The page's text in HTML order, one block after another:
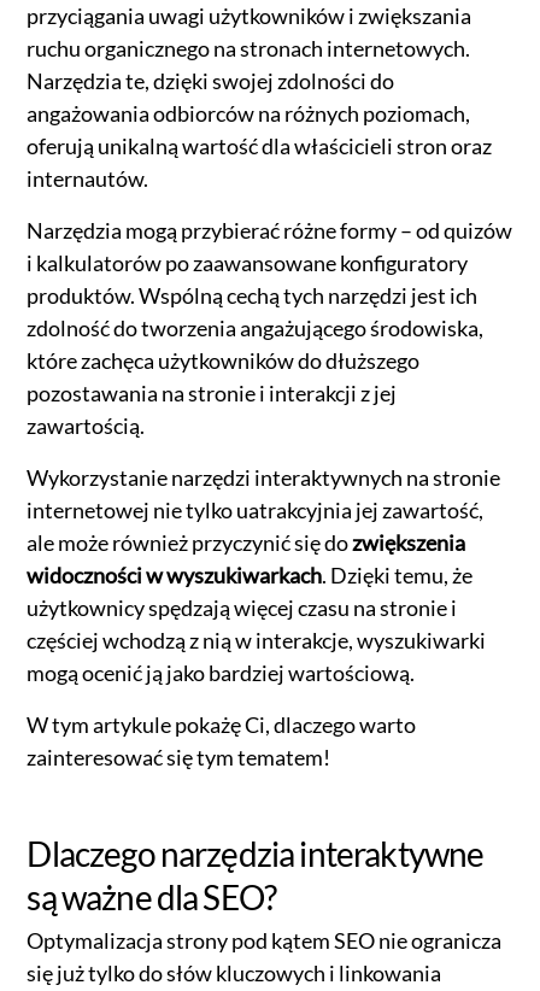
przyciągania uwagi użytkowników i zwiększania
ruchu organicznego na stronach internetowych.
Narzędzia te, dzięki swojej zdolności do
angażowania odbiorców na różnych poziomach,
oferują unikalną wartość dla właścicieli stron oraz
internautów.
Narzędzia mogą przybierać różne formy – od quizów
i kalkulatorów po zaawansowane konfiguratory
produktów. Wspólną cechą tych narzędzi jest ich
zdolność do tworzenia angażującego środowiska,
które zachęca użytkowników do dłuższego
pozostawania na stronie i interakcji z jej
zawartością.
Wykorzystanie narzędzi interaktywnych na stronie
internetowej nie tylko uatrakcyjnia jej zawartość,
ale może również przyczynić się dozwiększenia
widoczności w wyszukiwarkach. Dzięki temu, że
użytkownicy spędzają więcej czasu na stronie i
częściej wchodzą z nią w interakcje, wyszukiwarki
mogą ocenić ją jako bardziej wartościową.
W tym artykule pokażę Ci, dlaczego warto
zainteresować się tym tematem!
Dlaczego narzędzia interaktywne
są ważne dla SEO?
Optymalizacja strony pod kątem SEO nie ogranicza
się już tylko do słów kluczowych i linkowania